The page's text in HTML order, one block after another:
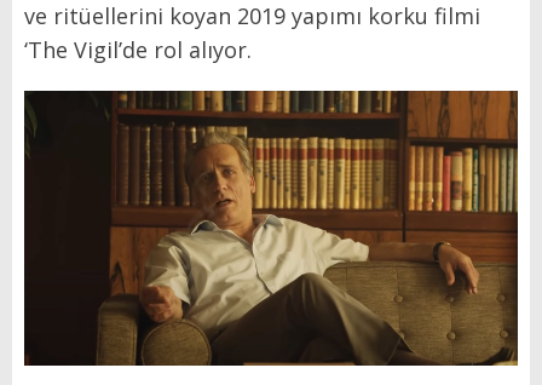
ve ritüellerini koyan 2019 yapımı korku filmi
‘The Vigil’de rol alıyor.